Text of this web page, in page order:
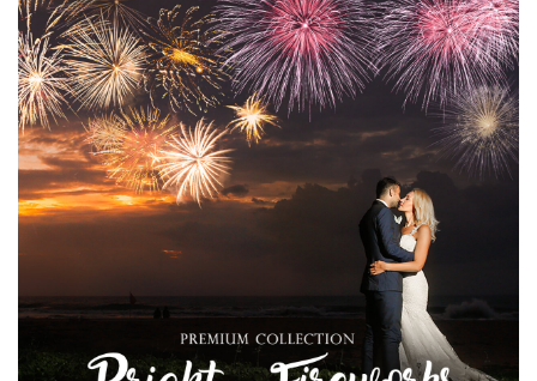
Large 6000*4000px
Entire Collection
(1783 Overlays)
Large 6000*4000px
Stažení zdarma